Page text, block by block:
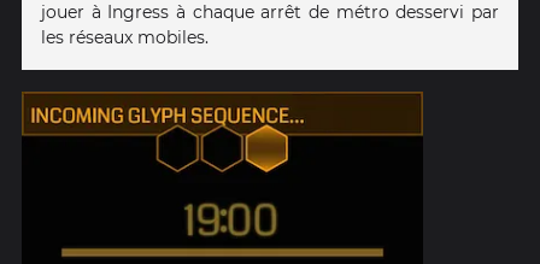
jouer à Ingress à chaque arrêt de métro desservi par
les réseaux mobiles.